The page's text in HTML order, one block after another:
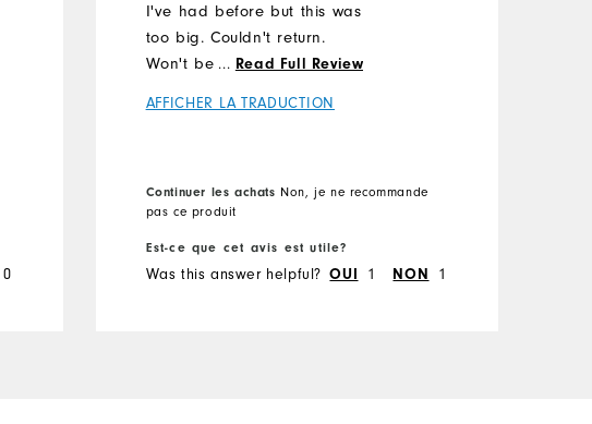
0
I've had before but this was
too big. Couldn't return.
Won't be recommending
shirts - which is why I was
... Read Full Review
AFFICHER LA TRADUCTION
Continuer les achats Non, je ne recommande
pas ce produit
Est-ce que cet avis est utile?
Was this answer helpful? OUI 1 NON 1